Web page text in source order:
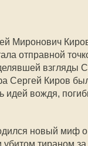
Миронович
отправной
взгляды
Сергей Киров
идей вождя,
новый миф о
тираном